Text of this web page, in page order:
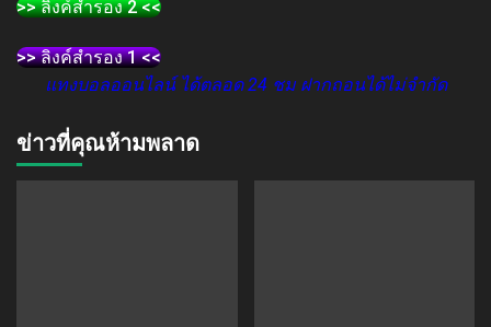
>> ลิงค์สำรอง 2 <<
>> ลิงค์สำรอง 1 <<
แทงบอลออนไลน์ ได้ตลอด 24 ชม ฝากถอนได้ไม่จำกัด
ข่าวที่คุณห้ามพลาด